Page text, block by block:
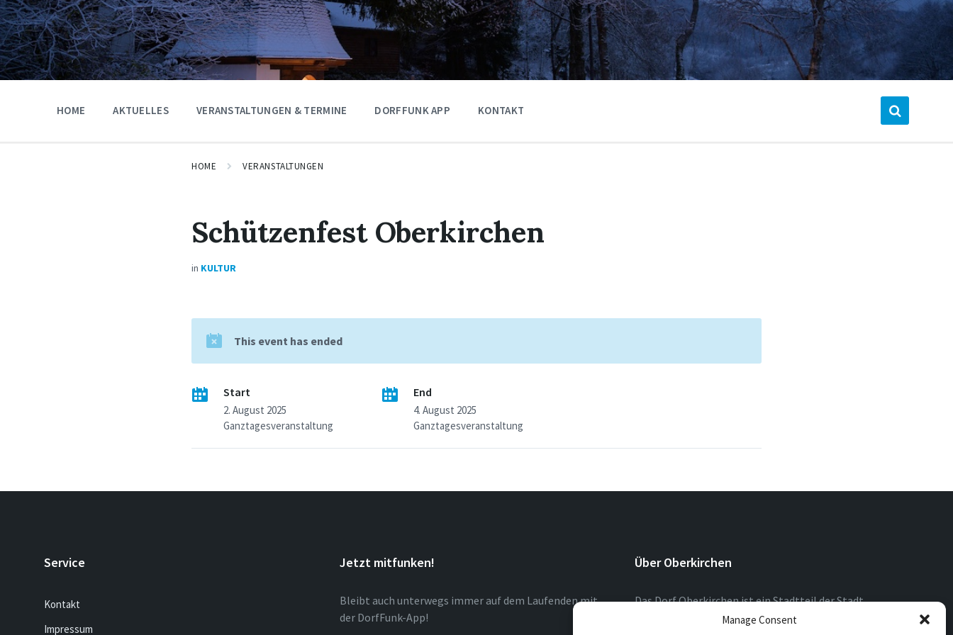
Manage Consent
HOME AKTUELLES VERANSTALTUNGEN & TERMINE DORFFUNK APP KONTAKT
HOME VERANSTALTUNGEN
Schützenfest Oberkirchen
in KULTUR
This event has ended
Start
2. August 2025
Ganztagesveranstaltung
End
4. August 2025
Ganztagesveranstaltung
Service
Kontakt
Impressum
Jetzt mitfunken!
Bleibt auch unterwegs immer auf dem Laufenden mit
der DorfFunk-App!
Über Oberkirchen
Das Dorf Oberkirchen ist ein Stadtteil der Stadt
Schmallenberg im Hochsauerlandkreis. Oberkirchen